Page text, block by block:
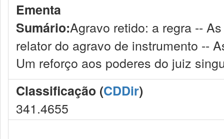
Ementa
Sumário:Agravo retido: a regra --
relator do agravo de instrumento --
Um reforço aos poderes do juiz
Classificação (CDDir)
341.4655